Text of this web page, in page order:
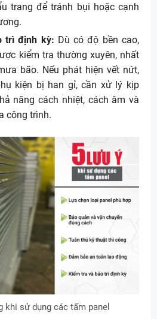
trang để tránh bụi hoặc cạnh
trì định kỳ: Dù có độ bền cao,
kiểm tra thường xuyên, nhất
bão. Nếu phát hiện vết nứt,
kiện bị han gỉ, cần xử lý kịp
năng cách nhiệt, cách âm và
công trình.
khi sử dụng các tấm panel